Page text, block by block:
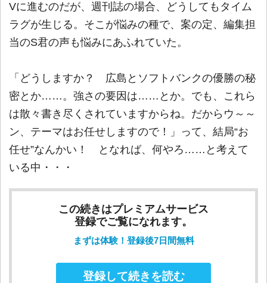
Vに進むのだが、週刊誌の場合、どうしてもタイム
ラグが生じる。そこが悩みの種で、案の定、編集担
当のS君の声も悩みにあふれていた。
「どうしますか？ 広島とソフトバンクの優勝の秘
密とか……。強さの要因は……とか。でも、これら
は散々書き尽くされていますからね。だからウ～～
ン、テーマはお任せしますので！」って、結局“お
任せ”なんかい！ となれば、何やろ……と考えて
いる中・・・
この続きはプレミアムサービス
登録でご覧になれます。
まずは体験！登録後7日間無料
登録して続きを読む